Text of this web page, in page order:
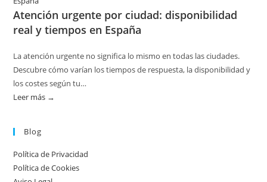
temporada
en
de
calderas:
Atención urgente por ciudad: disponibilidad
real y tiempos en España
La atención urgente no significa lo mismo en todas las ciudades.
Descubre cómo varían los tiempos de respuesta, la disponibilidad y
los costes según tu…
Leer más →
ciudad:
disponibilidad
Blog
Política de Privacidad
Política de Cookies